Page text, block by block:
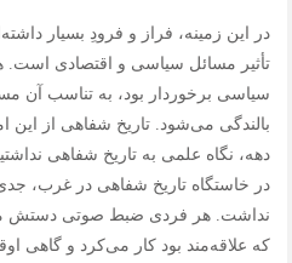
در این زمینه، فراز و فرودِ بسیار
تأثیر مسائل سیاسی و اقتصادی
سیاسی برخوردار بود، به تناسب آن
بالندگی می‌شود. تاریخ‌ شفاهی از این
دهه، نگاه علمی به تاریخ‌ شفاهی
در خاستگاه تاریخ‌ شفاهی در غرب،
نداشت. هر فردی ضبط صوتی دستش
که علاقه‌مند بود کار می‌کرد و